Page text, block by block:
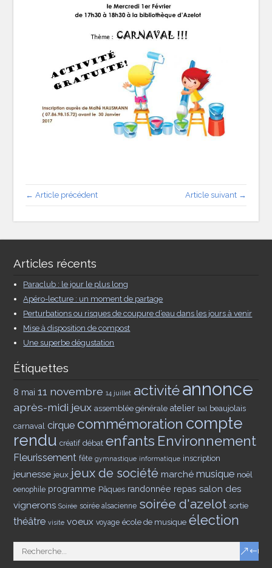
← Article précédent Article suivant →
Articles récents
Paraclub : le jour le plus long
Apéro-lecture : un moment de partage
Perturbations ou risques de coupure d’eau dans les jours à venir
Mise à disposition de compost
Une superbe dégustation
Étiquettes
8 mai 11 novembre 14 juillet activitéannonce
après-midi jeux assemblée générale atelier bal
beaujolais
carnaval cirque commémoration compte
rendu créatif débat enfants Environnement
Fleurissement fête gymnastique informatique inscription
jeunesse jeux jeux de société marché musique noël
oenophile programme Pâques randonnée repas salon des
vignerons Soirée soirée alsacienne soirée d'azelot sortie
théâtre visite voeux voyage école de musique élection